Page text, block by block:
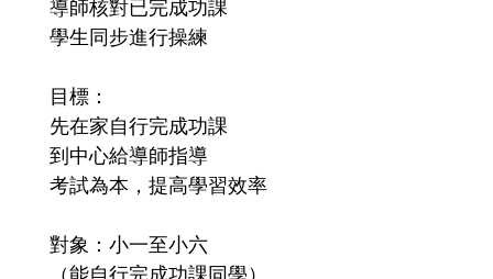
導師核對已完成功課
學生同步進行操練
目標：
先在家自行完成功課
到中心給導師指導
考試為本，提高學習效率
對象：小一至小六